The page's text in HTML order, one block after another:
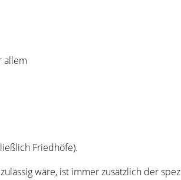
allem
Friedhöfe).
wäre, ist immer zusätzlich der